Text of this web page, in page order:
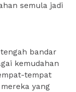
semula jadi
bandar
kemudahan
tempat
yang